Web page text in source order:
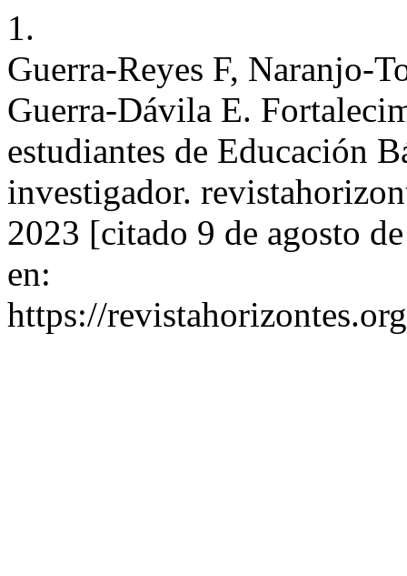
1.
Guerra-Reyes F, Naranjo-
Guerra-Dávila E.
estudiantes de Educación
investigador.
2023 [citado 9 de agosto
en:
https://